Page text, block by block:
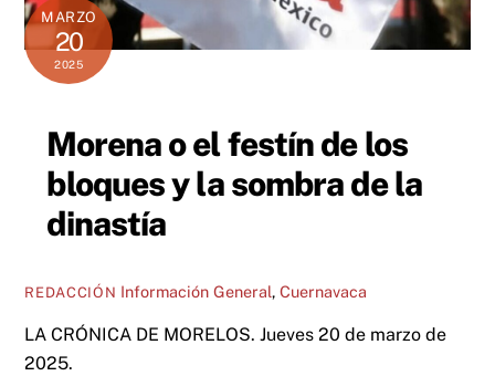
MARZO
20
2025
Morena o el festín de los
bloques y la sombra de la
dinastía
REDACCIÓN Información General,Cuernavaca
LA CRÓNICA DE MORELOS. Jueves 20 de marzo de
2025.